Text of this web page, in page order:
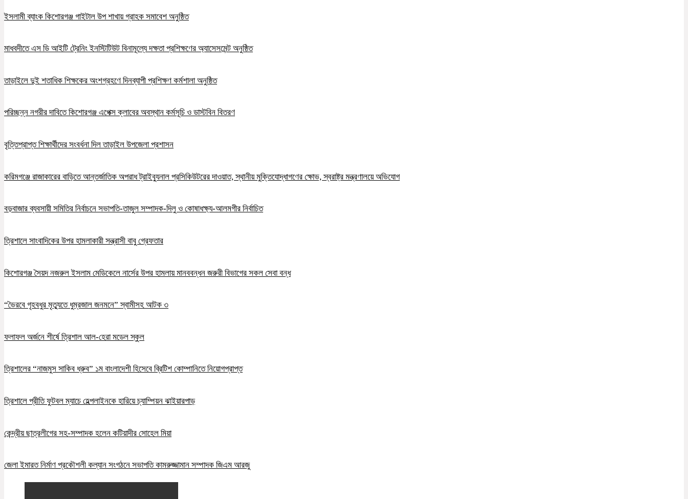
ইসলামী ব্যাংক কিশোরগঞ্জ গাইটাল উপ শাখায় গ্রাহক সমাবেশ অনুষ্ঠিত
মাধবদীতে এস ডি আইটি ট্রেনিং ইনস্টিটিউট বিনামূল্যে দক্ষতা প্রশিক্ষণের অ্যাসেসমেন্ট অনুষ্ঠিত
তাড়াইলে দুই শতাধিক শিক্ষকের অংশগ্রহণে দিনব্যাপী প্রশিক্ষণ কর্মশালা অনুষ্ঠিত
পরিচ্ছন্ন নগরীর দাবিতে কিশোরগঞ্জ এপেক্স ক্লাবের অবস্থান কর্মসূচি ও ডাস্টবিন বিতরণ
বৃত্তিপ্রাপ্ত শিক্ষার্থীদের সংবর্ধনা দিল তাড়াইল উপজেলা প্রশাসন
করিমগঞ্জে রাজাকারের বাড়িতে আন্তর্জাতিক অপরাধ ট্রাইব্যুনাল প্রসিকিউটরের দাওয়াত, স্থানীয় মুক্তিযোদ্ধাগণের ক্ষোভ, স্বরাষ্ট্র মন্ত্রণালয়ে অভিযোগ
বড়বাজার ব্যবসায়ী সমিতির নির্বাচনে সভাপতি-তাজুল সম্পাদক-দিলু ও কোষাধক্ষ্য-আলমগীর নির্বাচিত
ত্রিশালে সাংবাদিকের উপর হামলাকারী সন্ত্রাসী বাবু গ্রেফতার
কিশোরগঞ্জ সৈয়দ নজরুল ইসলাম মেডিকেলে নার্সের উপর হামলায় মানববন্ধন জরুরী বিভাগের সকল সেবা বন্ধ
“ভৈরবে গৃহবধুর মৃত্যুতে ধুম্রজাল জনমনে” স্বামীসহ আটক ৩
ফলাফল অর্জনে শীর্ষে ত্রিশাল আল-হেরা মডেল স্কুল
ত্রিশালের “নাজমুস সাকিব ধ্রুব” ১ম বাংলাদেশী হিসেবে ব্রিটিশ কোম্পানিতে নিয়োগপ্রাপ্ত
ত্রিশালে প্রীতি ফুটবল ম্যাচে হেল্পলাইনকে হারিয়ে চ্যাম্পিয়ন ঝাইয়ারপাড়
কেন্দ্রীয় ছাত্রলীগের সহ-সম্পাদক হলেন কটিয়াদীর সোহেল মিয়া
জেলা ইমারত নির্মাণ প্রকৌশলী কল্যান সংগঠনে সভাপতি কামরুজ্জামান সম্পাদক জিএম আরজু